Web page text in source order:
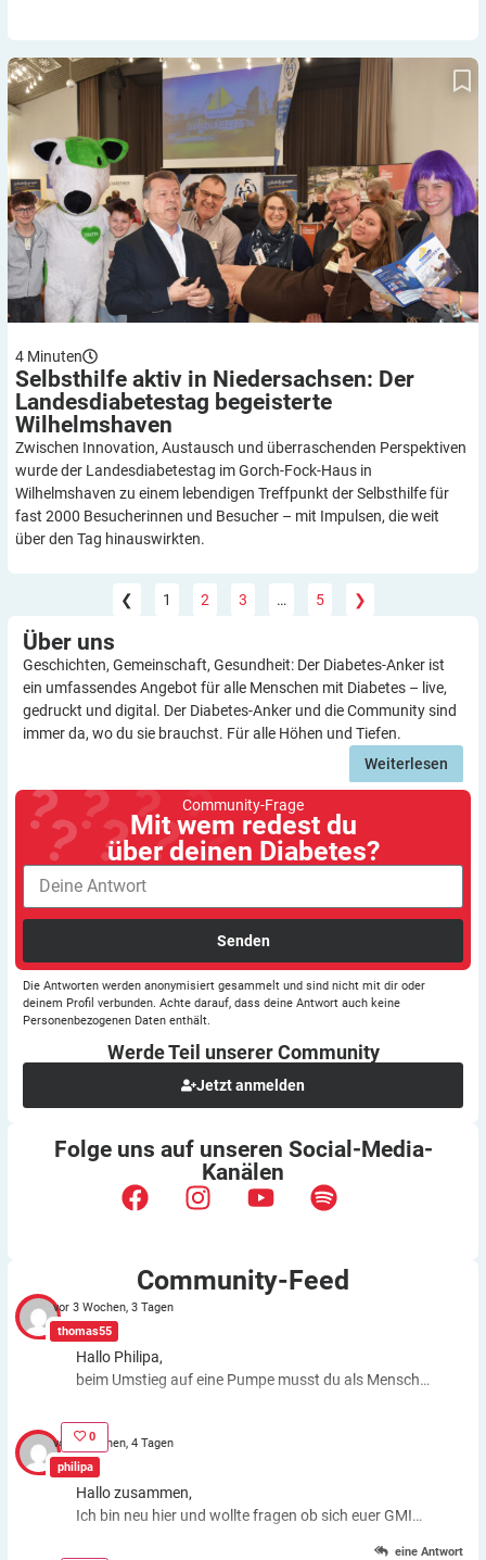
Selbsthilfe aktiv in Niedersachsen: Der Landesdiabetestag
begeisterte Wilhelmshaven
4 Minuten
Selbsthilfe aktiv in Niedersachsen: Der
Landesdiabetestag begeisterte
Wilhelmshaven
Zwischen Innovation, Austausch und überraschenden Perspektiven
wurde der Landesdiabetestag im Gorch-Fock-Haus in
Wilhelmshaven zu einem lebendigen Treffpunkt der Selbsthilfe für
fast 2000 Besucherinnen und Besucher – mit Impulsen, die weit
über den Tag hinauswirkten.
❮ 1 2 3 … 5 ❯
Über uns
Geschichten, Gemeinschaft, Gesundheit: Der Diabetes-Anker ist
ein umfassendes Angebot für alle Menschen mit Diabetes – live,
gedruckt und digital. Der Diabetes-Anker und die Community sind
immer da, wo du sie brauchst. Für alle Höhen und Tiefen.
Weiterlesen
Community-Frage
Mit wem redest du
über deinen Diabetes?
Senden
Die Antworten werden anonymisiert gesammelt und sind nicht mit dir oder
deinem Profil verbunden. Achte darauf, dass deine Antwort auch keine
Personenbezogenen Daten enthält.
Werde Teil unserer Community
Jetzt anmelden
Folge uns auf unseren Social-Media-
Kanälen
Community-Feed
thomas55
vor 3 Wochen, 3 Tagen
Hallo Philipa,
beim Umstieg auf eine Pumpe musst du als Mensch
ICT. Schätzfehler bleiben also. Du kannst aber die
Basalrate individuell einstellen, z.B. In den frühen
Morgenstunden mehr Insulin zuführen. Auch bei
körperlichen Anstrengungen kannst du die Basalrate
für eine Zeit stoppen, das morgens oder abends
0
philipa
vor 3 Wochen, 4 Tagen
Hallo zusammen,
Ich bin neu hier und wollte fragen ob sich euer GMI
eine Antwort